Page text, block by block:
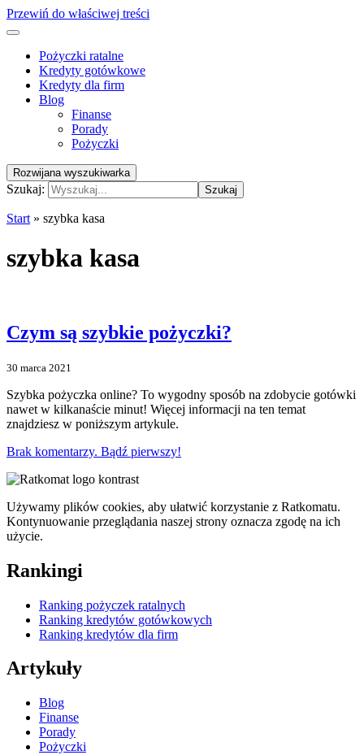
Przewiń do właściwej treści
Pożyczki ratalne
Kredyty gotówkowe
Kredyty dla firm
Blog
Finanse
Porady
Pożyczki
Rozwijana wyszukiwarka
Szukaj: Szukaj
Start » szybka kasa
szybka kasa
Czym są szybkie pożyczki?
30 marca 2021
Szybka pożyczka online? To wygodny sposób na zdobycie gotówki
nawet w kilkanaście minut! Więcej informacji na ten temat
znajdziesz w poniższym artykule.
Brak komentarzy. Bądź pierwszy!
Używamy plików cookies, aby ułatwić korzystanie z Ratkomatu.
Kontynuowanie przeglądania naszej strony oznacza zgodę na ich
użycie.
Rankingi
Ranking pożyczek ratalnych
Ranking kredytów gotówkowych
Ranking kredytów dla firm
Artykuły
Blog
Finanse
Porady
Pożyczki